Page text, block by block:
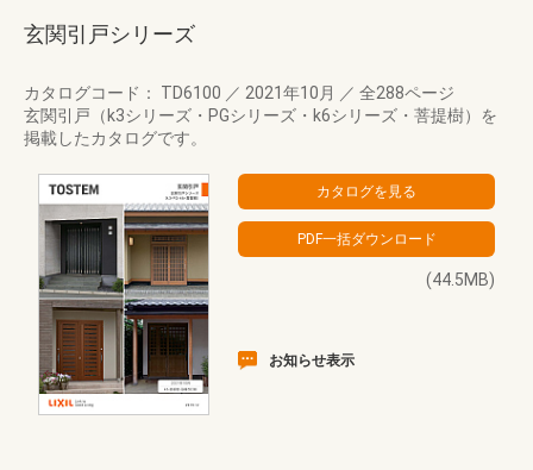
玄関引戸シリーズ
カタログコード： TD6100 ／ 2021年10月 ／ 全288ページ
玄関引戸（k3シリーズ・PGシリーズ・k6シリーズ・菩提樹）を
掲載したカタログです。
(44.5MB)
お知らせ表示